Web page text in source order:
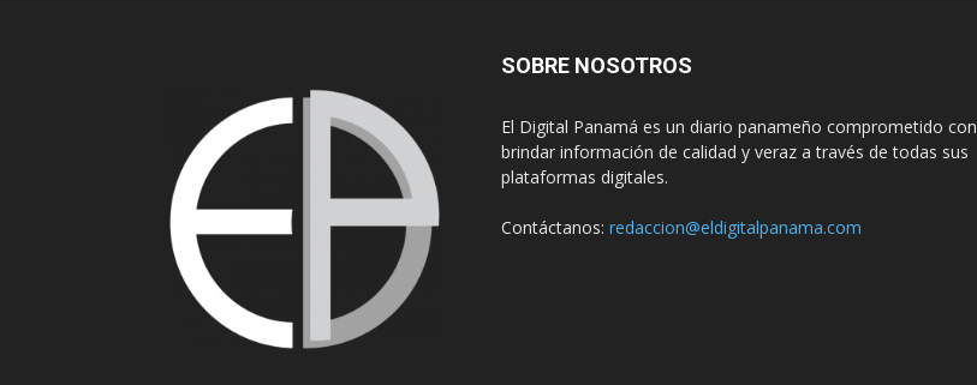
SOBRE NOSOTROS
El Digital Panamá es un diario panameño comprometido con
brindar información de calidad y veraz a través de todas sus
plataformas digitales.
Contáctanos: redaccion@eldigitalpanama.com